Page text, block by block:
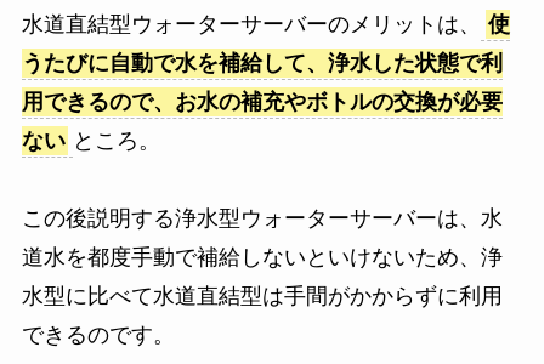
水道直結型ウォーターサーバーのメリットは、
使
うたびに自動で水を補給して、浄水した状態で利
用できるので、お水の補充やボトルの交換が必要
ない ところ。
この後説明する浄水型ウォーターサーバーは、水
道水を都度手動で補給しないといけないため、浄
水型に比べて水道直結型は手間がかからずに利用
できるのです。